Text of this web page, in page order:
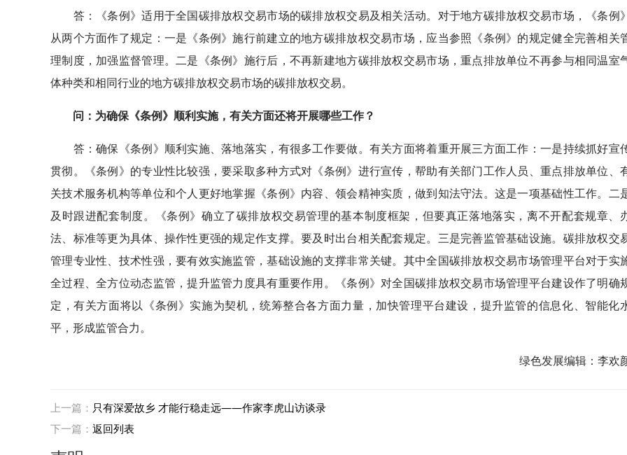
答：《条例》适用于全国碳排放权交易市场的碳排放权交易及相关活动。对于地方碳排放权交易市场，《条例》
从两个方面作了规定：一是《条例》施行前建立的地方碳排放权交易市场，应当参照《条例》的规定健全完善相关
理制度，加强监督管理。二是《条例》施行后，不再新建地方碳排放权交易市场，重点排放单位不再参与相同温室
体种类和相同行业的地方碳排放权交易市场的碳排放权交易。
问：为确保《条例》顺利实施，有关方面还将开展哪些工作？
答：确保《条例》顺利实施、落地落实，有很多工作要做。有关方面将着重开展三方面工作：一是持续抓好宣
贯彻。《条例》的专业性比较强，要采取多种方式对《条例》进行宣传，帮助有关部门工作人员、重点排放单位、
关技术服务机构等单位和个人更好地掌握《条例》内容、领会精神实质，做到知法守法。这是一项基础性工作。二
及时跟进配套制度。《条例》确立了碳排放权交易管理的基本制度框架，但要真正落地落实，离不开配套规章、
法、标准等更为具体、操作性更强的规定作支撑。要及时出台相关配套规定。三是完善监管基础设施。碳排放权交
管理专业性、技术性强，要有效实施监管，基础设施的支撑非常关键。其中全国碳排放权交易市场管理平台对于实
全过程、全方位动态监管，提升监管力度具有重要作用。《条例》对全国碳排放权交易市场管理平台建设作了明确
定，有关方面将以《条例》实施为契机，统筹整合各方面力量，加快管理平台建设，提升监管的信息化、智能化
平，形成监管合力。
绿色发展编辑：李欢
上一篇： 只有深爱故乡 才能行稳走远——作家李虎山访谈录
下一篇： 返回列表